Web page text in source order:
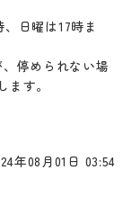
日曜は17時ま
停められない場
す。
年08月01日 03:54